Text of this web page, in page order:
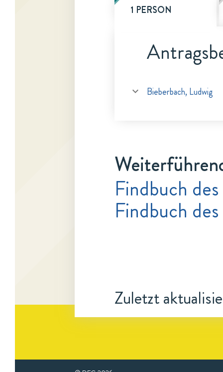
1 PERSON
Bieberbach, Ludwig
Findbuch
Findbuch
Zuletzt